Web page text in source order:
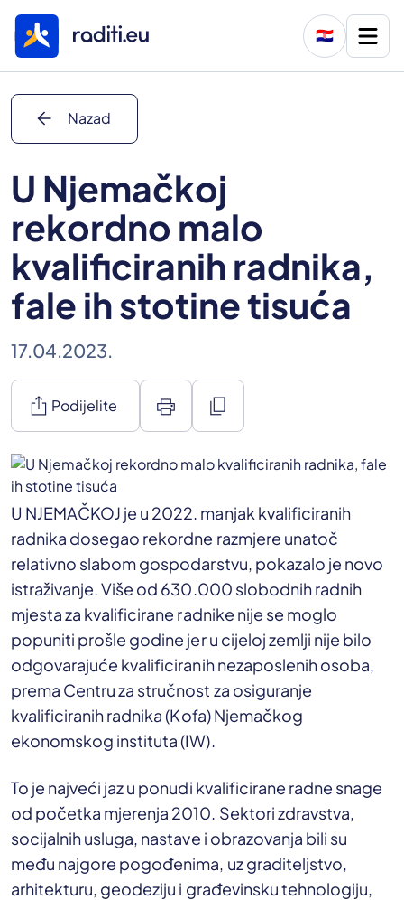
🇭🇷
arrow_back Nazad
U Njemačkoj
rekordno malo
kvalificiranih radnika,
fale ih stotine tisuća
17.04.2023.
ios_share Podijelite print content_copy
U NJEMAČKOJ je u 2022. manjak kvalificiranih
radnika dosegao rekordne razmjere unatoč
relativno slabom gospodarstvu, pokazalo je novo
istraživanje. Više od 630.000 slobodnih radnih
mjesta za kvalificirane radnike nije se moglo
popuniti prošle godine jer u cijeloj zemlji nije bilo
odgovarajuće kvalificiranih nezaposlenih osoba,
prema Centru za stručnost za osiguranje
kvalificiranih radnika (Kofa) Njemačkog
ekonomskog instituta (IW).
To je najveći jaz u ponudi kvalificirane radne snage
od početka mjerenja 2010. Sektori zdravstva,
socijalnih usluga, nastave i obrazovanja bili su
među najgore pogođenima, uz graditeljstvo,
arhitekturu, geodeziju i građevinsku tehnologiju,